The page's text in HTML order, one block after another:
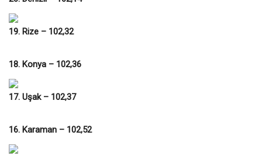
19. Rize – 102,32
18. Konya – 102,36
17. Uşak – 102,37
16. Karaman – 102,52